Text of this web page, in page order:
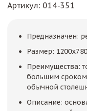
Артикул: 014-351
Предназначен:
Размер:
Преимущества:
большим сроком
обычной
Описание: